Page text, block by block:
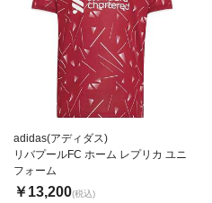
adidas(アディダス)
リバプールFC ホーム レプリカ ユニ
フォーム
￥13,200(税込)